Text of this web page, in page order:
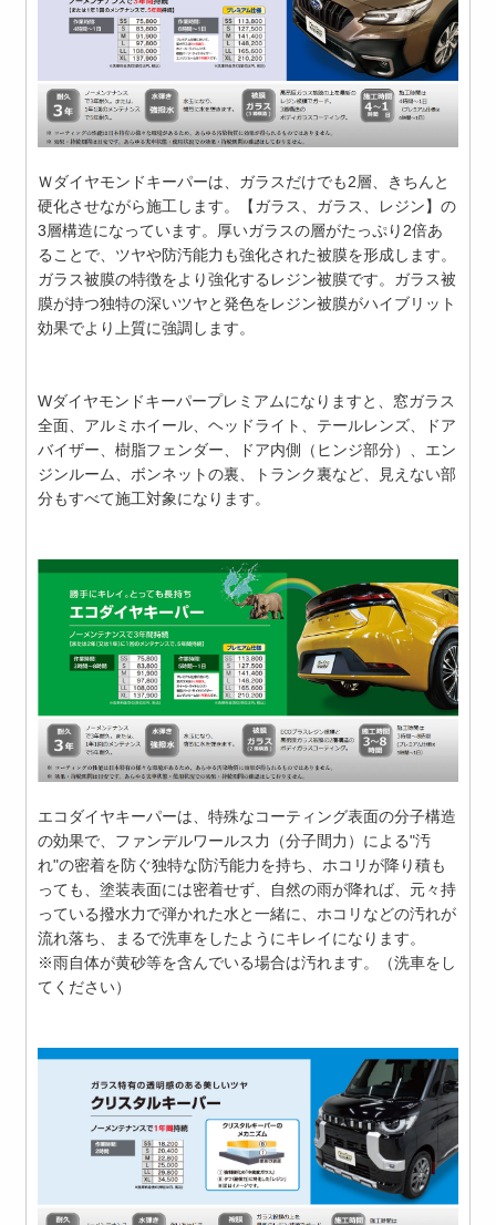
Ｗダイヤモンドキーパーは、ガラスだけでも2層、きちんと
硬化させながら施工します。【ガラス、ガラス、レジン】の
3層構造になっています。厚いガラスの層がたっぷり2倍あ
ることで、ツヤや防汚能力も強化された被膜を形成します。
ガラス被膜の特徴をより強化するレジン被膜です。ガラス被
膜が持つ独特の深いツヤと発色をレジン被膜がハイブリット
効果でより上質に強調します。
Wダイヤモンドキーパープレミアムになりますと、窓ガラス
全面、アルミホイール、ヘッドライト、テールレンズ、ドア
バイザー、樹脂フェンダー、ドア内側（ヒンジ部分）、エン
ジンルーム、ボンネットの裏、トランク裏など、見えない部
分もすべて施工対象になります。
エコダイヤキーパーは、特殊なコーティング表面の分子構造
の効果で、ファンデルワールス力（分子間力）による"汚
れ"の密着を防ぐ独特な防汚能力を持ち、ホコリが降り積も
っても、塗装表面には密着せず、自然の雨が降れば、元々持
っている撥水力で弾かれた水と一緒に、ホコリなどの汚れが
流れ落ち、まるで洗車をしたようにキレイになります。
※雨自体が黄砂等を含んでいる場合は汚れます。（洗車をし
てください）